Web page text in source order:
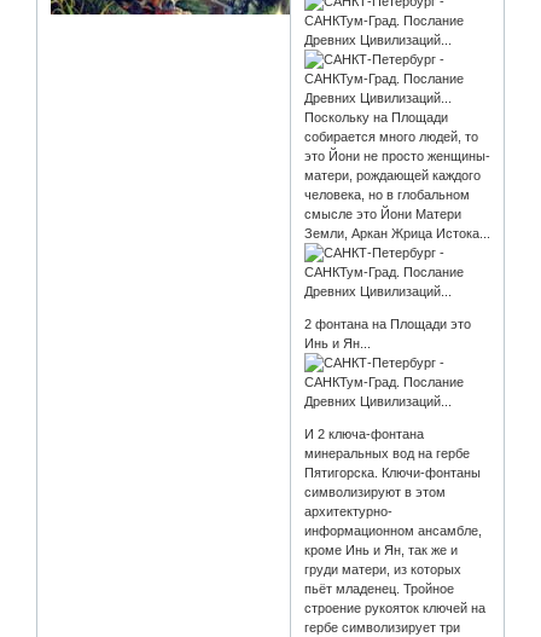
Поскольку на Площади
собирается много людей, то
это Йони не просто женщины-
матери, рождающей каждого
человека, но в глобальном
смысле это Йони Матери
Земли, Аркан Жрица Истока...
2 фонтана на Площади это
Инь и Ян...
И 2 ключа-фонтана
минеральных вод на гербе
Пятигорска. Ключи-фонтаны
символизируют в этом
архитектурно-
информационном ансамбле,
кроме Инь и Ян, так же и
груди матери, из которых
пьёт младенец. Тройное
строение рукояток ключей на
гербе символизирует три